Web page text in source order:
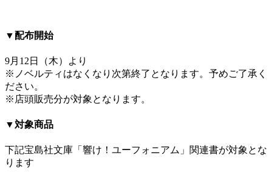
▼配布開始
9月12日（木）より
※ノベルティはなくなり次第終了となります。予めご了承く
ださい。
※店頭販売分が対象となります。
▼対象商品
下記宝島社文庫「響け！ユーフォニアム」関連書が対象とな
ります